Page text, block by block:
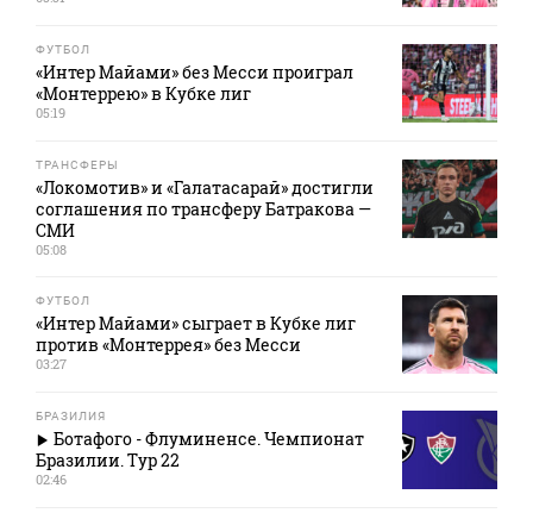
ФУТБОЛ
«Интер Майами» без Месси проиграл
«Монтеррею» в Кубке лиг
05:19
ТРАНСФЕРЫ
«Локомотив» и «Галатасарай» достигли
соглашения по трансферу Батракова —
СМИ
05:08
ФУТБОЛ
«Интер Майами» сыграет в Кубке лиг
против «Монтеррея» без Месси
03:27
БРАЗИЛИЯ
Ботафого - Флуминенсе. Чемпионат
Бразилии. Тур 22
02:46